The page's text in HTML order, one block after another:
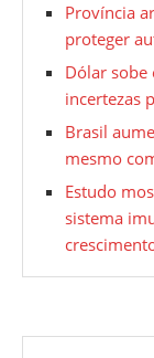
Província
proteger
Dólar sobe
incertezas
Brasil
mesmo
Estudo
sistema